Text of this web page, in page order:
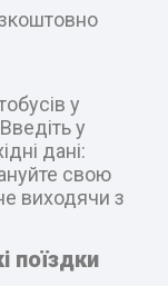
у
у
дані:
свою
виходячи з
поїздки